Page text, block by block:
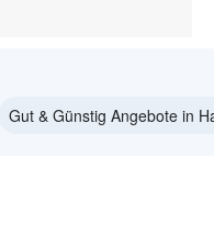
Gut & Günstig Angebote in